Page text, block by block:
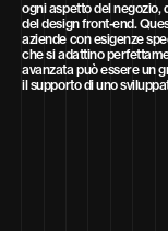
ogni aspetto del
del design front-end.
aziende con esigenze
che si adattino
avanzata può essere un
il supporto di uno